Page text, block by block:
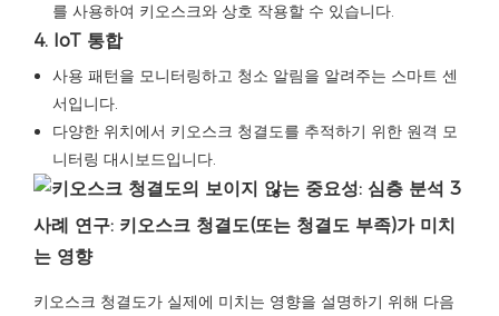
를 사용하여 키오스크와 상호 작용할 수 있습니다.
4. IoT 통합
사용 패턴을 모니터링하고 청소 알림을 알려주는 스마트 센
서입니다.
다양한 위치에서 키오스크 청결도를 추적하기 위한 원격 모
니터링 대시보드입니다.
사례 연구: 키오스크 청결도(또는 청결도 부족)가 미치
는 영향
키오스크 청결도가 실제에 미치는 영향을 설명하기 위해 다음